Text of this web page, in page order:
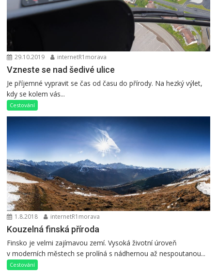
29.10.2019 internetR1morava
Vzneste se nad šedivé ulice
Je příjemné vypravit se čas od času do přírody. Na hezký výlet,
kdy se kolem vás...
Cestování
1.8.2018 internetR1morava
Kouzelná finská příroda
Finsko je velmi zajímavou zemí. Vysoká životní úroveň
v moderních městech se prolíná s nádhernou až nespoutanou...
Cestování